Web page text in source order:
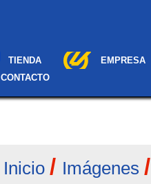
TIENDA EMPRESA
CONTACTO
Inicio / Imágenes /